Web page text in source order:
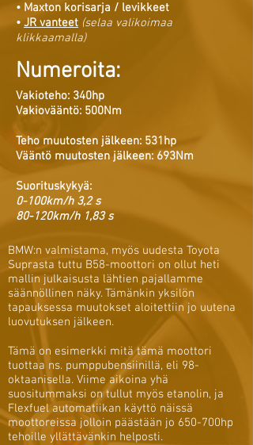
• Maxton korisarja / levikkeet
• JR vanteet (selaa valikoimaa
klikkaamalla)
Numeroita:
Vakioteho: 340hp
Vakiovääntö: 500Nm
Teho muutosten jälkeen: 531hp
Vääntö muutosten jälkeen: 693Nm
Suorituskykyä:
0-100km/h 3,2 s
80-120km/h 1,83 s
BMW:n valmistama, myös uudesta Toyota
Suprasta tuttu B58-moottori on ollut heti
mallin julkaisusta lähtien pajallamme
säännöllinen näky. Tämänkin yksilön
tapauksessa muutokset aloitettiin jo uutena
luovutuksen jälkeen.
Tämä on esimerkki mitä tämä moottori
tuottaa ns. pumppubensiinillä, eli 98-
oktaanisella. Viime aikoina yhä
suositummaksi on tullut myös etanolin, ja
Flexfuel automatiikan käyttö näissä
moottoreissa jolloin päästään jo 650-700hp
tehoille yllättävänkin helposti.